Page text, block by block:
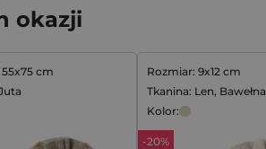
okazji
cm
Rozmiar: 9x12 cm
Tkanina: Len,
Kolor:
-20%